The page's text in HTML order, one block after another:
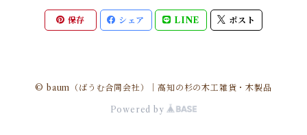
マグネット 保存 シェア LINE ポスト
© baum（ばうむ合同会社）｜高知の杉の木工雑貨・木製品
Powered by